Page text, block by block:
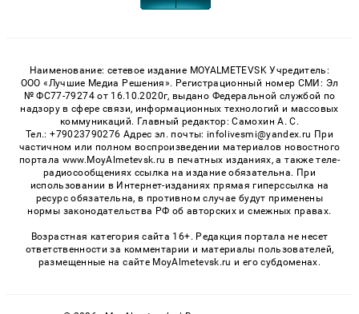
Наименование: сетевое издание MOYALMETEVSK Учредитель:
ООО «Лучшие Медиа Решения». Регистрационный номер СМИ: Эл
№ ФС77-79274 от 16.10.2020г, выдано Федеральной службой по
надзору в сфере связи, информационных технологий и массовых
коммуникаций. Главный редактор: Самохин А. С.
Тел.: +79023790276 Адрес эл. почты: infolivesmi@yandex.ru При
частичном или полном воспроизведении материалов новостного
портала www.MoyAlmetevsk.ru в печатных изданиях, а также теле-
радиосообщениях ссылка на издание обязательна. При
использовании в Интернет-изданиях прямая гиперссылка на
ресурс обязательна, в противном случае будут применены
нормы законодательства РФ об авторских и смежных правах.
Возрастная категория сайта 16+. Редакция портала не несет
ответственности за комментарии и материалы пользователей,
размещенные на сайте MoyAlmetevsk.ru и его субдоменах.